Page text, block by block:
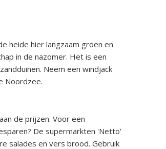
heide hier langzaam groen en
in de nazomer. Het is een
Neem een windjack
Noordzee.
de prijzen. Voor een
De supermarkten 'Netto'
salades en vers brood. Gebruik